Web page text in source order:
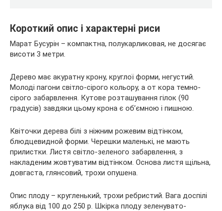
Короткий опис і характерні риси
Марат Бусурін – компактна, полукарликовая, не досягає
висоти 3 метри.
Дерево має акуратну крону, круглої форми, негустий.
Молоді пагони світло-сірого кольору, а от кора темно-
сірого забарвлення. Кутове розташування гілок (90
градусів) завдяки цьому крона є об’ємною і пишною.
Квіточки дерева білі з ніжним рожевим відтінком,
блюдцевидной форми. Черешки маленькі, не мають
прилистки. Листя світло-зеленого забарвлення, з
накладеним жовтуватим відтінком. Основа листя щільна,
довгаста, глянсовий, трохи опушена.
Опис плоду – кругленький, трохи ребристий. Вага доспілі
яблука від 100 до 250 р. Шкірка плоду зеленувато-